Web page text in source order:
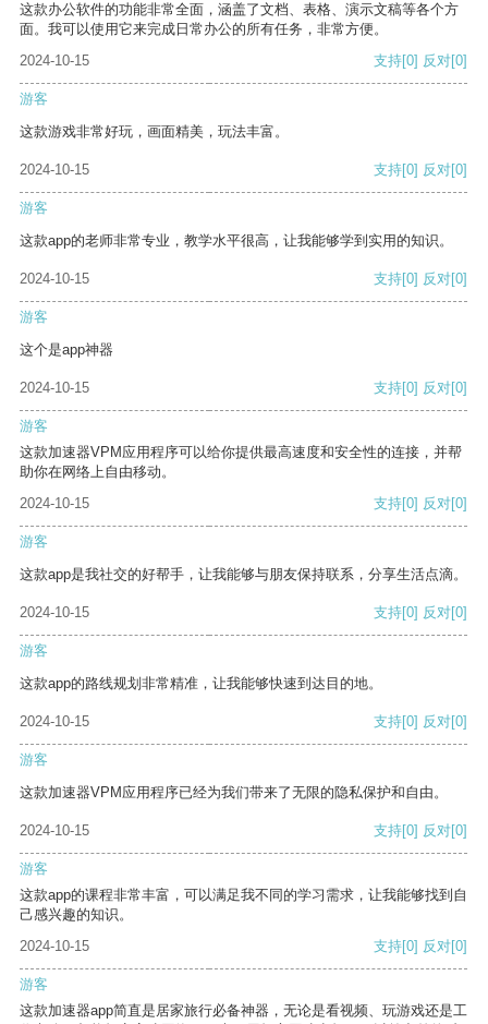
这款办公软件的功能非常全面，涵盖了文档、表格、演示文稿等各个方
面。我可以使用它来完成日常办公的所有任务，非常方便。
2024-10-15
支持[0] 反对[0]
游客
这款游戏非常好玩，画面精美，玩法丰富。
2024-10-15 支持[0] 反对[0]
游客
这款app的老师非常专业，教学水平很高，让我能够学到实用的知识。
2024-10-15 支持[0] 反对[0]
游客
这个是app神器
2024-10-15 支持[0] 反对[0]
游客
这款加速器VPM应用程序可以给你提供最高速度和安全性的连接，并帮
助你在网络上自由移动。
2024-10-15
支持[0] 反对[0]
游客
这款app是我社交的好帮手，让我能够与朋友保持联系，分享生活点滴。
2024-10-15 支持[0] 反对[0]
游客
这款app的路线规划非常精准，让我能够快速到达目的地。
2024-10-15 支持[0] 反对[0]
游客
这款加速器VPM应用程序已经为我们带来了无限的隐私保护和自由。
2024-10-15 支持[0] 反对[0]
游客
这款app的课程非常丰富，可以满足我不同的学习需求，让我能够找到自
己感兴趣的知识。
2024-10-15
支持[0] 反对[0]
游客
这款加速器app简直是居家旅行必备神器，无论是看视频、玩游戏还是工